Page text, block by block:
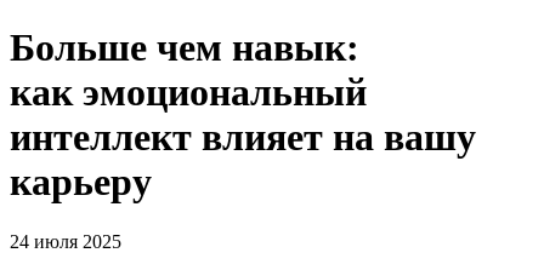
Больше чем навык:
как эмоциональный
интеллект влияет на вашу
карьеру
24 июля 2025